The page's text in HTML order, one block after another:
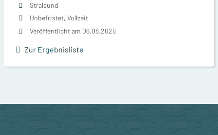
Stralsund
Unbefristet, Vollzeit
Veröffentlicht am 06.08.2026
Zur Ergebnisliste